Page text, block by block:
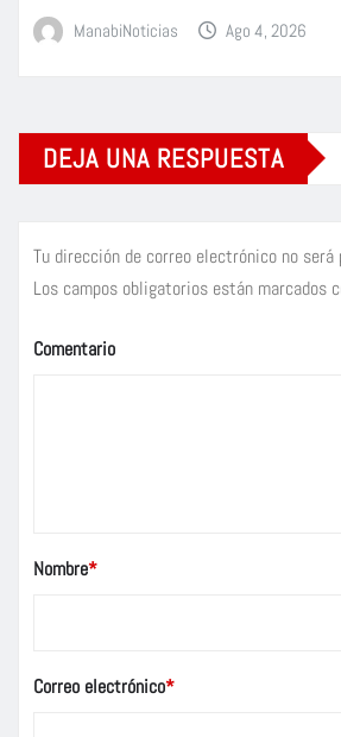
ManabiNoticias Ago 4, 2026
DEJA UNA RESPUESTA
Tu dirección de correo electrónico no será
Los campos obligatorios están marcados
Comentario
Nombre*
Correo electrónico*